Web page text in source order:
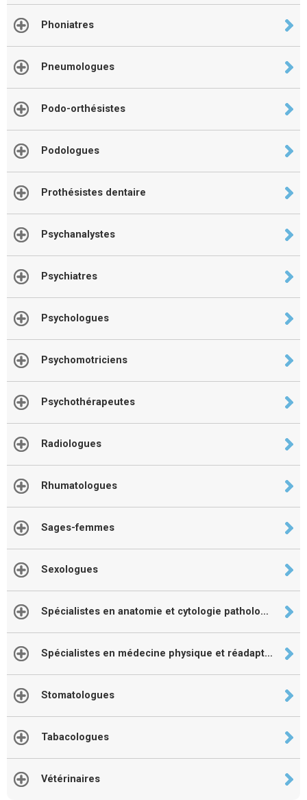
Phoniatres
Pneumologues
Podo-orthésistes
Podologues
Prothésistes dentaire
Psychanalystes
Psychiatres
Psychologues
Psychomotriciens
Psychothérapeutes
Radiologues
Rhumatologues
Sages-femmes
Sexologues
Spécialistes en anatomie et cytologie pathologique
Spécialistes en médecine physique et réadaptation
Stomatologues
Tabacologues
Vétérinaires